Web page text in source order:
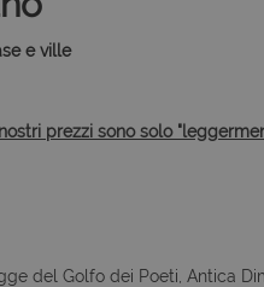
e ville
prezzi sono solo
del Golfo dei Poeti, Antica